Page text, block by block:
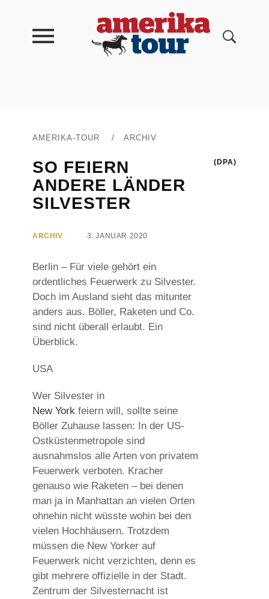
AMERIKA-TOUR / ARCHIV
SO FEIERN
ANDERE LÄNDER
SILVESTER
(DPA)
ARCHIV 3. JANUAR 2020
Berlin – Für viele gehört ein
ordentliches Feuerwerk zu Silvester.
Doch im Ausland sieht das mitunter
anders aus. Böller, Raketen und Co.
sind nicht überall erlaubt. Ein
Überblick.
USA
Wer Silvester in
New York feiern will, sollte seine
Böller Zuhause lassen: In der US-
Ostküstenmetropole sind
ausnahmslos alle Arten von privatem
Feuerwerk verboten. Kracher
genauso wie Raketen – bei denen
man ja in Manhattan an vielen Orten
ohnehin nicht wüsste wohin bei den
vielen Hochhäusern. Trotzdem
müssen die New Yorker auf
Feuerwerk nicht verzichten, denn es
gibt mehrere offizielle in der Stadt.
Zentrum der Silvesternacht ist